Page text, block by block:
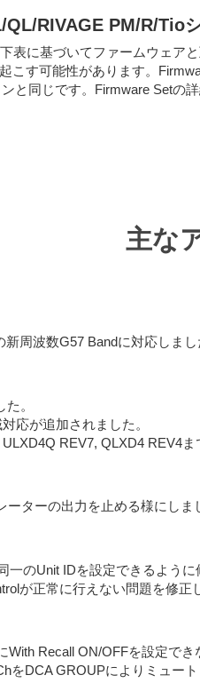
QL/RIVAGE PM/R/Tio
表に基づいてファームウェ
こす可能性があります。
と同じです。Firmware Setの
主な
周波数G57 Bandに対応しまし
。
応が追加されました。
REV7, QLXD4 REV4ま
ターの出力を止める様にしま
のUnit IDを設定できるように
が正常に行えない問題を修正
Recall ON/OFFを設定でき
をDCA GROUPによりミュー